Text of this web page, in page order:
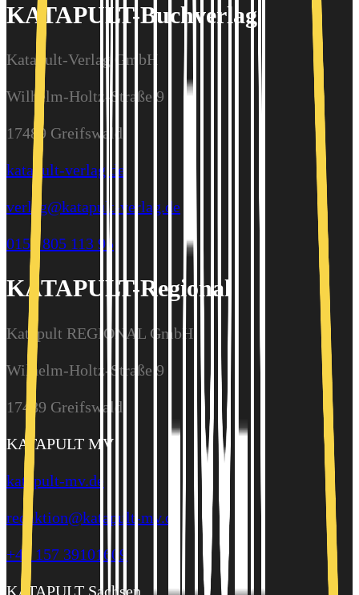
KATAPULT-Buchverlag
Katapult-Verlag GmbH
Wilhelm-Holtz-Straße 9
17489 Greifswald
katapult-verlag.de
verlag@katapult-verlag.de
0157 805 113 95
KATAPULT-Regional
Katapult REGIONAL GmbH
Wilhelm-Holtz-Straße 9
17489 Greifswald
KATAPULT MV
katapult-mv.de
redaktion@katapult-mv.de
+49 157 39101609
KATAPULT Sachsen